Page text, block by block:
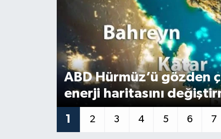
ABD Hürmüz’ü gözden
enerji haritasını
1 2 3 4 5 6 7